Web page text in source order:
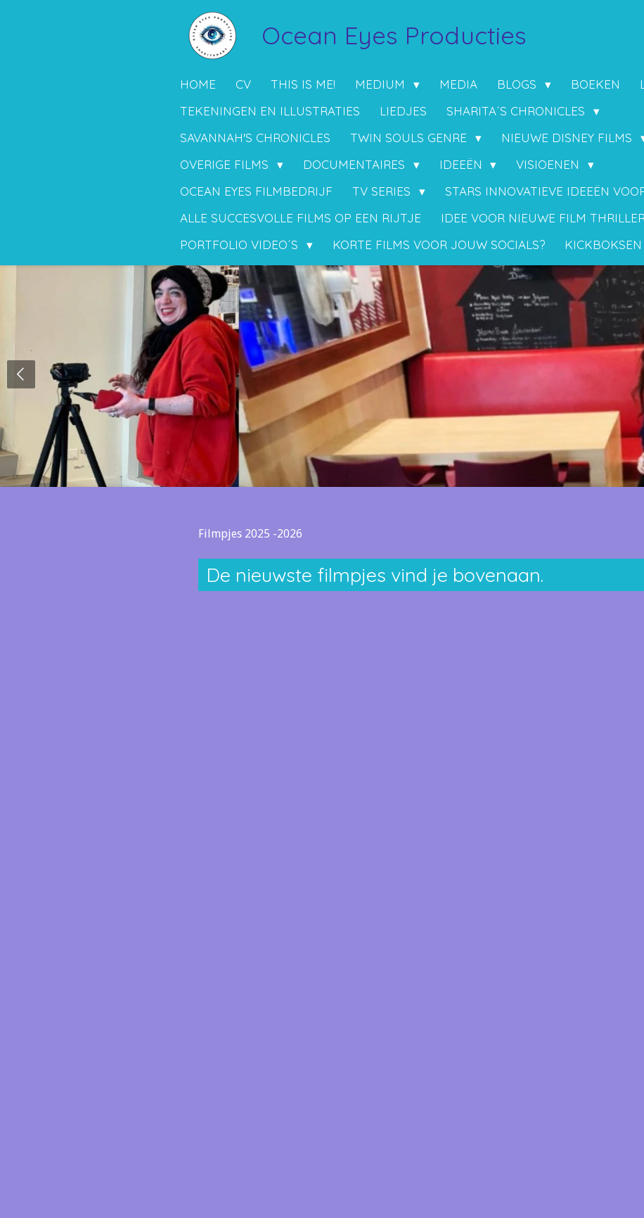
Ocean Eyes Producties
HOME CV THIS IS ME! MEDIUM MEDIA BLOGS BOEKEN
TEKENINGEN EN ILLUSTRATIES
LIEDJES
SHARITA´S CHRONICLES
SAVANNAH'S CHRONICLES
TWIN SOULS GENRE
NIEUWE DISNEY FILMS
OVERIGE FILMS
DOCUMENTAIRES IDEEËN
VISIOENEN
OCEAN EYES FILMBEDRIJF
TV SERIES
STARS INNOVATIEVE IDEEËN
ALLE SUCCESVOLLE FILMS OP EEN RIJTJE
IDEE VOOR NIEUWE FILM THRILLER
PORTFOLIO VIDEO´S
KORTE FILMS VOOR JOUW SOCIALS? KICKBOKSEN
Filmpjes 2025 -2026
De nieuwste filmpjes vind je bovenaan.